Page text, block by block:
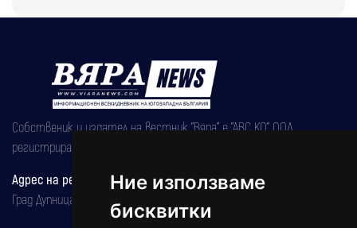
Ние използваме
бисквитки
Собственик и издател на вестник "Вяра" е "АВС КО" ООД,
регистрирана на 08.05.2002 година.
Адрес на редакцията
Град Дупница, ул.''Христо Ботев" 43